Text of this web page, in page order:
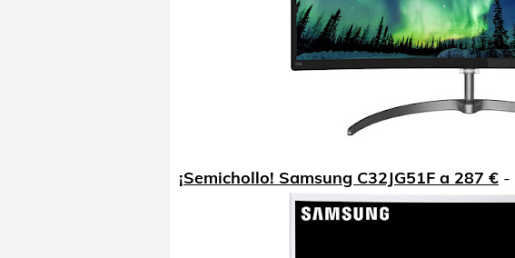
¡Semichollo! Samsung C32JG51F a 287 € -